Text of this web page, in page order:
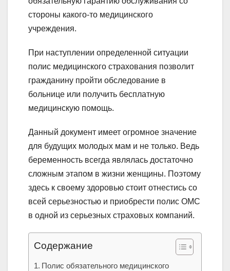
стороны какого-то медицинского
учреждения.
При наступлении определенной ситуации
полис медицинского страхования позволит
гражданину пройти обследование в
больнице или получить бесплатную
медицинскую помощь.
Данный документ имеет огромное значение
для будущих молодых мам и не только. Ведь
беременность всегда являлась достаточно
сложным этапом в жизни женщины. Поэтому
здесь к своему здоровью стоит отнестись со
всей серьезностью и приобрести полис ОМС
в одной из серьезных страховых компаний.
Содержание
Полис обязательного медицинского